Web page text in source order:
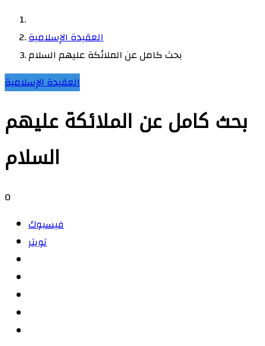
العقيدة الإسلامية
بحث كامل عن الملائكة عليهم السلام
العقيدة الإسلامية
بحث كامل عن الملائكة عليهم
السلام
0
فيسبوك
تويتر